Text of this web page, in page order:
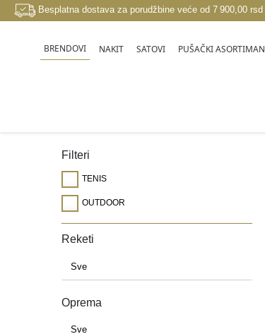
Besplatna dostava za porudžbine veće od 7 900,00 rsd
BRENDOVI NAKIT SATOVI PUŠAČKI ASORTIMAN
Filteri
TENIS
OUTDOOR
Reketi
Oprema